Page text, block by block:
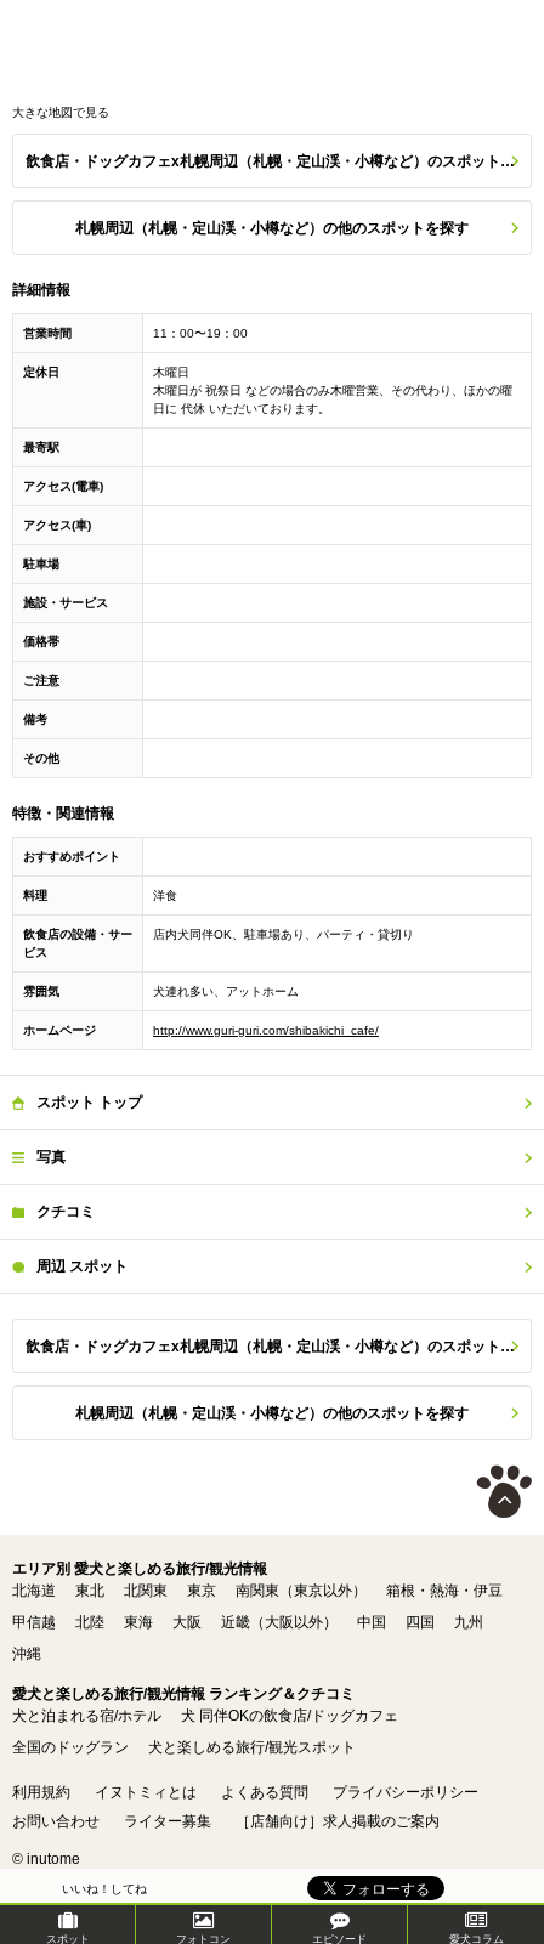
いいね！してね
大きな地図で見る
飲食店・ドッグカフェx札幌周辺（札幌・定山渓・小樽など）のスポット一覧
札幌周辺（札幌・定山渓・小樽など）の他のスポットを探す
詳細情報
営業時間 11：00〜19：00
定休日
木曜日
木曜日が 祝祭日 などの場合のみ木曜営業、その代わり、ほかの曜
日に 代休 いただいております。
最寄駅
アクセス(電車)
アクセス(車)
駐車場
施設・サービス
価格帯
ご注意
備考
その他
特徴・関連情報
おすすめポイント
料理 洋食
飲食店の設備・サー
ビス
店内犬同伴OK、駐車場あり、パーティ・貸切り
雰囲気 犬連れ多い、アットホーム
ホームページ http://www.guri-guri.com/shibakichi_cafe/
スポット トップ
写真
クチコミ
周辺 スポット
飲食店・ドッグカフェx札幌周辺（札幌・定山渓・小樽など）のスポット一覧
札幌周辺（札幌・定山渓・小樽など）の他のスポットを探す
エリア別 愛犬と楽しめる旅行/観光情報
北海道
東北 北関東 東京 南関東（東京以外）
箱根・熱海・伊豆
甲信越
北陸 東海 大阪 近畿（大阪以外） 中国 四国
九州
沖縄
愛犬と楽しめる旅行/観光情報 ランキング＆クチコミ
犬と泊まれる宿/ホテル
犬 同伴OKの飲食店/ドッグカフェ
全国のドッグラン
犬と楽しめる旅行/観光スポット
利用規約 イヌトミィとは よくある質問
プライバシーポリシー
お問い合わせ
ライター募集 ［店舗向け］求人掲載のご案内
© inutome
スポット フォトコン エピソード 愛犬コラム